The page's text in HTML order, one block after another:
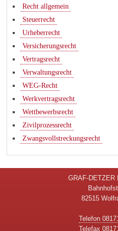
Recht allgemein
Steuerrecht
Urheberrecht
Versicherungsrecht
Vertragsrecht
Verwaltungsrecht
WEG-Recht
Werkvertragsrecht
Wettbewerbsrecht
Zivilprozessrecht
Zwangsvollstreckungsrecht
GRAF-DETZER
82515
Telefon
Telefax